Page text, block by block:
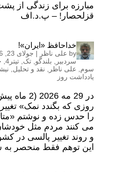
مبارزه برای زندگی از
قزلحصار! – پ.د.اف
خداحافظ «ایران»!
by علی ناظر | جولای 23, 2026 7:42 ب.ظ
سردبیر
بلندگو تک تیتر4 ,
سوم
علی ناظر نقد و تحلیل
یادداشت روز
در 29 مه
روزی که بگندد نمک»
را حدس زده و نوشتم
می کنند مردم مثل
و روند تغییر پالسی در
این توهم فقط منحصر به